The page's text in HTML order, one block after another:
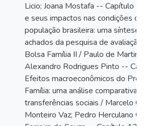
Licio; Joana Mostafa -- Capítulo
e seus impactos nas condições
população brasileira: uma síntese
achados da pesquisa de
Bolsa Família II / Paulo de Martino
Alexandro Rodrigues Pinto --
Efeitos macroeconômicos do
Família: uma análise comparativa
transferências sociais / Marcelo
Monteiro Vaz; Pedro Herculano